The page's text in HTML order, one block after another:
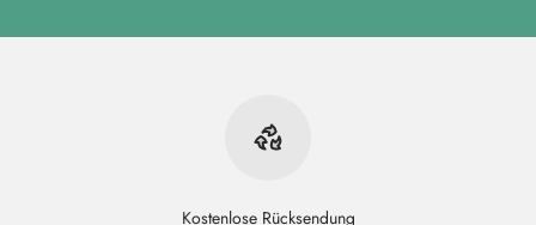
Kostenlose Rücksendung